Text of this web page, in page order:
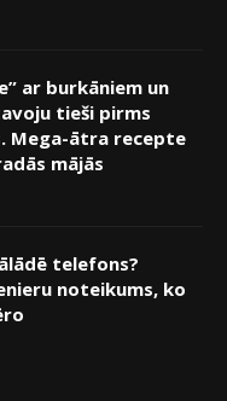
ar burkāniem un
tieši pirms
Mega-ātra recepte
mājās
telefons?
noteikums, ko